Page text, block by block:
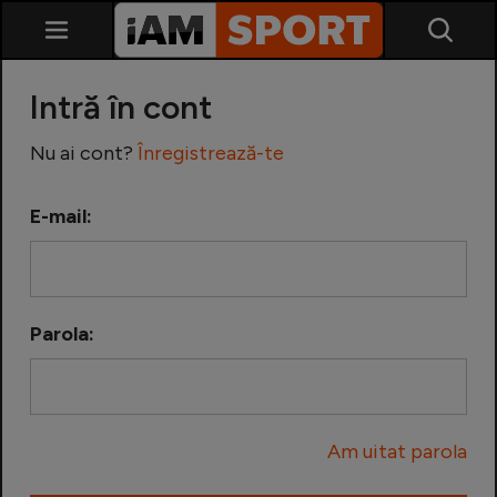
Echipa Națională
Intră în cont
Nu ai cont? Înregistrează-te
E-mail:
Parola:
Am uitat parola